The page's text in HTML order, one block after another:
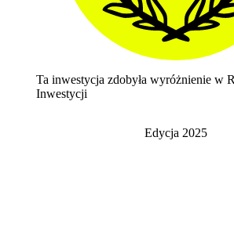
Ta inwestycja zdobyła wyróżnienie w
Inwestycji
Edycja 2025